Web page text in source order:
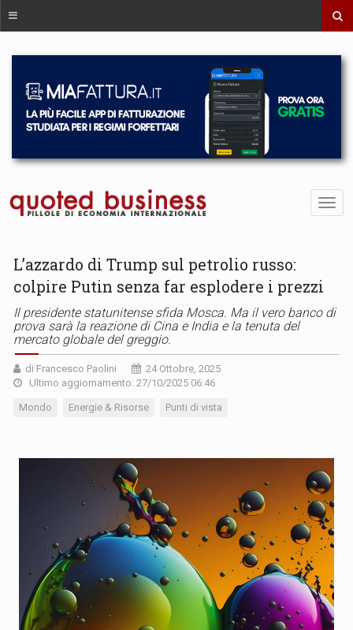
L’azzardo di Trump sul petrolio russo:
colpire Putin senza far esplodere i prezzi
Il presidente statunitense sfida Mosca. Ma il vero banco di
prova sarà la reazione di Cina e India e la tenuta del
mercato globale del greggio.
di Francesco Paolini
24 Ottobre, 2025
Ultimo aggiornamento: 27/10/2025 06:46
Mondo Energie & Risorse Punti di vista